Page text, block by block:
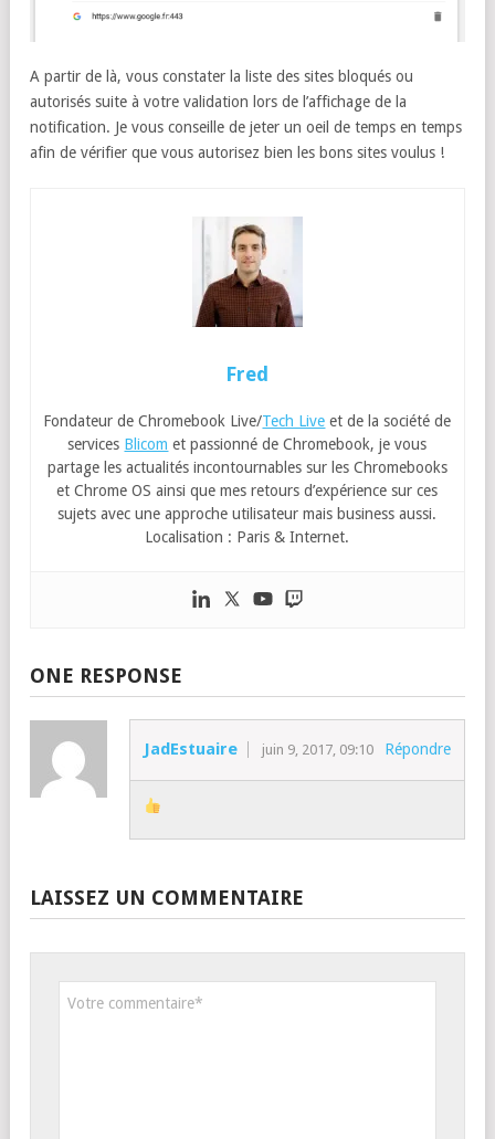
A partir de là, vous constater la liste des sites bloqués ou
autorisés suite à votre validation lors de l’affichage de la
notification. Je vous conseille de jeter un oeil de temps en temps
afin de vérifier que vous autorisez bien les bons sites voulus !
Fred
Fondateur de Chromebook Live/Tech Live et de la société de
services Blicom et passionné de Chromebook, je vous
partage les actualités incontournables sur les Chromebooks
et Chrome OS ainsi que mes retours d’expérience sur ces
sujets avec une approche utilisateur mais business aussi.
Localisation : Paris & Internet.
ONE RESPONSE
JadEstuaire juin 9, 2017, 09:10 Répondre
LAISSEZ UN COMMENTAIRE